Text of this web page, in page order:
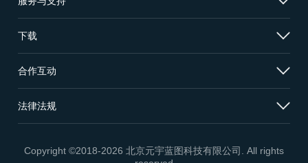
下载
合作互动
法律法规
Copyright ©2018-2026 北京元宇蓝图科技有限公司. All rights